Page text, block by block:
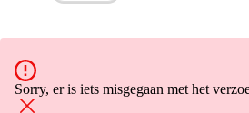
Sorry, er is iets misgegaan met het